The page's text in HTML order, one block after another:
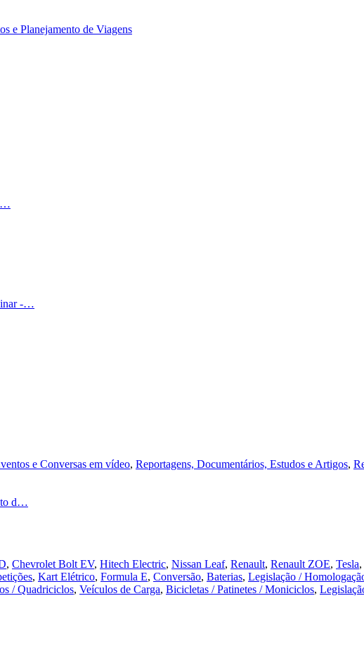
e Planejamento de Viagens
-…
e Conversas em vídeo, Reportagens, Documentários, Estudos e Artigos,
d…
, Chevrolet Bolt EV, Hitech Electric, Nissan Leaf, Renault, Renault ZOE, Tesla,
, Kart Elétrico, Formula E, Conversão, Baterias, Legislação /
/ Quadriciclos, Veículos de Carga, Bicicletas / Patinetes / Moniciclos,